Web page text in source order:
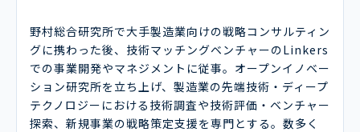
野村総合研究所で大手製造業向けの戦略コンサルティン
グに携わった後、技術マッチングベンチャーのLinkers
での事業開発やマネジメントに従事。オープンイノベー
ション研究所を立ち上げ、製造業の先端技術・ディープ
テクノロジーにおける技術調査や技術評価・ベンチャー
探索、新規事業の戦略策定支援を専門とする。数多く